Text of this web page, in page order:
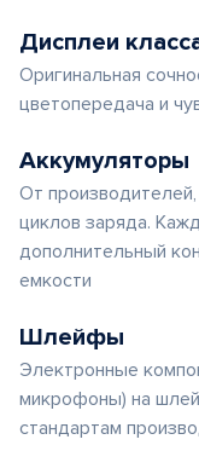
Дисплеи
Оригинальная
цветопередача и
Аккумуляторы
От
циклов заряда.
дополнительный
емкости
Шлейфы
Электронные
микрофоны) на
стандартам